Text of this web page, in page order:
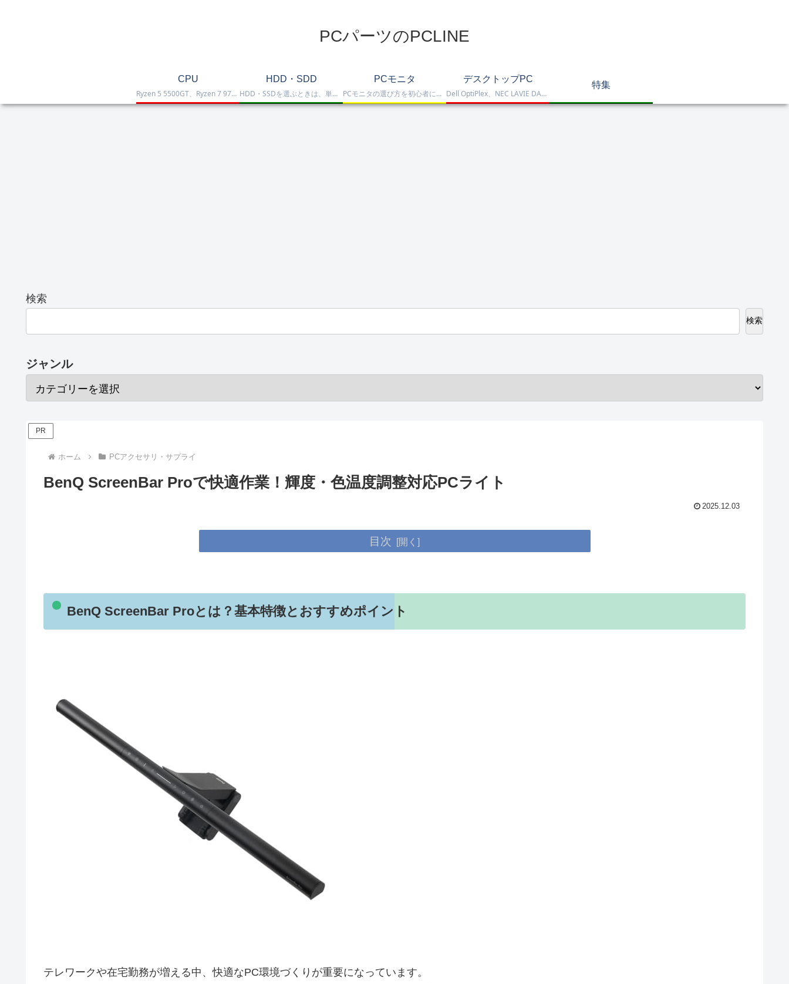
PCパーツのPCLINE
CPU
Ryzen 5 5500GT、Ryzen 7 9700X、Ryzen 7 9800X3D、Core Ultra 7 265K、Core i5-12400などを掲載したCPU一覧です。性能・価格・用途を比較しながら、自作PCやゲーミング向けの最適な1台を選べます。
HDD・SDD
HDD・SSDを選ぶときは、単に容量だけを見るのではなく、保存重視なのか、高速化したいのか、NAS運用なのか、外付けで使いたいのかまで整理して選ぶことが大切です。このカテゴリでは、HDDとSSDの基本的な違いを踏まえつつ、保存容量をしっかり確保したい方向けのHDD、高速起動や作業効率を重視したい方向けのSSD、さらにNAS向けHDDやNVMe SSD、SATA SSD、外付けストレージまで比較しや…
PCモニタ
PCモニタの選び方を初心者にも分かりやすく解説。ゲーミングモニタ、4K・高画質モニタ、モバイルモニタ、仕事・普段使い向けモニタまで、用途別に比較しやすくまとめています。
デスクトップPC
Dell OptiPlex、NEC LAVIE DA770、HP DT 24-cr2000、ASUS V470VAK、Dell 24 AIO EC24250などを掲載したデスクトップPC一覧です。一体型や整備済み品を比較しながら、用途に合うモデルを選べます。
特集
検索
検索
ジャンル
PR
ホーム PCアクセサリ・サプライ
BenQ ScreenBar Proで快適作業！輝度・色温度調整対応PCライト
2025.12.03
目次
BenQ ScreenBar Proとは？基本特徴とおすすめポイント
テレワークや在宅勤務が増える中、快適なPC環境づくりが重要になっています。